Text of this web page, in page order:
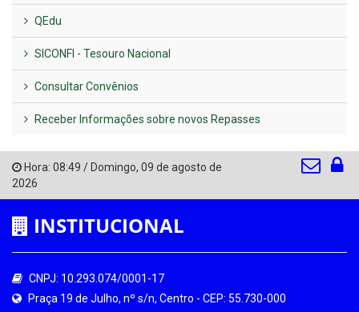
QEdu
SICONFI - Tesouro Nacional
Consultar Convênios
Receber Informações sobre novos Repasses
Hora: 08:49 / Domingo, 09 de agosto de
2026
INSTITUCIONAL
CNPJ: 10.293.074/0001-17
Praça 19 de Julho, nº s/n, Centro - CEP: 55.730-000